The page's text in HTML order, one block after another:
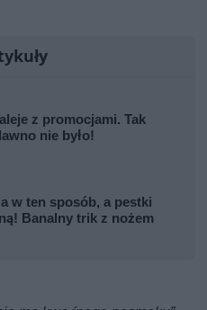
z promocjami. Tak
nie było!
w ten sposób, a pestki
Banalny trik z nożem